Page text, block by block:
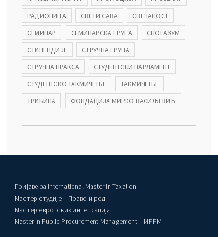
РАДИОНИЦА
СВЕТИ САВА
СВЕЧАНОСТ
СЕМИНАР
СЕМИНАРСКА ГРУПА
СПОРАЗУМ
СТИПЕНДИЈЕ
СТРУЧНА ГРУПА
СТРУЧНА ПРАКСА
СТУДЕНТСКИ ПАРЛАМЕНТ
СТУДЕНТСКО ТАКМИЧЕЊЕ
ТАКМИЧЕЊЕ
ТРИБИНА
ФОНДАЦИЈА МИРКО ВАСИЉЕВИЋ
Пријаве за International Master in Taxation
Мастер студије – Право и род
Мастер европских интеграција
Master in Public Procurement Management – MPPM